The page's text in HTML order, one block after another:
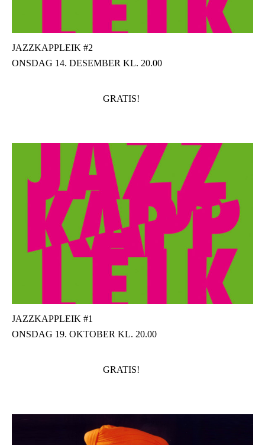
JAZZKAPPLEIK #2
ONSDAG 14. DESEMBER KL. 20.00
GRATIS!
JAZZKAPPLEIK #1
ONSDAG 19. OKTOBER KL. 20.00
GRATIS!